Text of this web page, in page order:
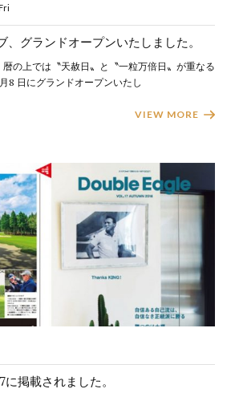
グランドオープンいたしました。
の上では〝天赦日〟と〝一粒万倍日〟が重なる
8 日にグランドオープンいたし
VIEW MORE
掲載されました。